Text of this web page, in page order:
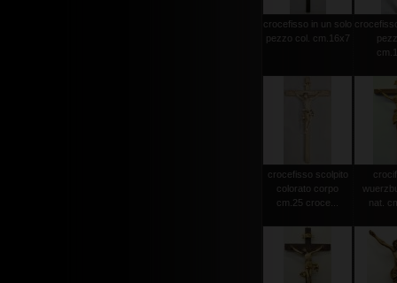
crocefisso in un solo
pezzo col. cm.16x7
crocefisso scolpito
colorato corpo
cm.25 croce...
nat.